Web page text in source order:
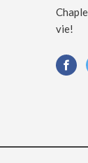
vie!